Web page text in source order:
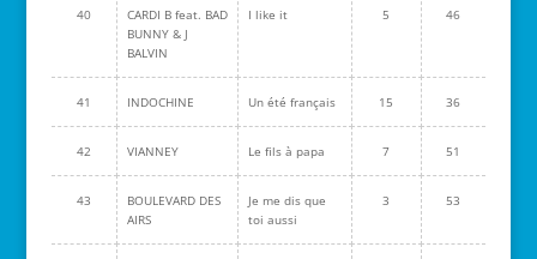
40
CARDI B feat. BAD
BUNNY & J
BALVIN
I like it 5 46
41 INDOCHINE Un été français 15 36
42 VIANNEY Le fils à papa 7 51
43
BOULEVARD DES
AIRS
Je me dis que
toi aussi
3 53